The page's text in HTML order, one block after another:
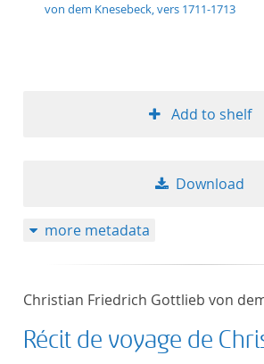
von dem Knesebeck, vers 1711-1713
Add to shelf
Download
more metadata
Christian Friedrich Gottlieb von
Récit de voyage de